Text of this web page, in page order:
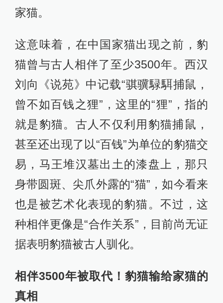
家猫。
这意味着，在中国家猫出现之前，豹
猫曾与古人相伴了至少3500年。西汉
刘向《说苑》中记载“骐骥騄駬捕鼠，
曾不如百钱之狸”，这里的“狸”，指的
就是豹猫。古人不仅利用豹猫捕鼠，
甚至还出现了以“百钱”为单位的豹猫交
易，马王堆汉墓出土的漆盘上，那只
身带圆斑、尖爪外露的“猫”，如今看来
也是被艺术化表现的豹猫。不过，这
种相伴更像是“合作关系”，目前尚无证
据表明豹猫被古人驯化。
相伴3500年被取代！豹猫输给家猫的
真相